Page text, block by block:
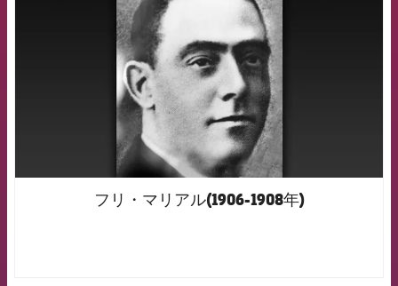
フリ・マリアル(1906-1908年)